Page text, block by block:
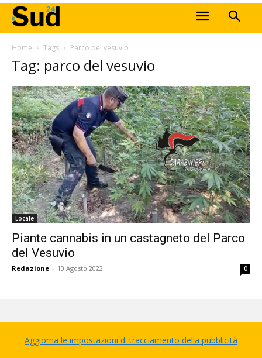
Home Tags Parco del vesuvio
Tag: parco del vesuvio
Locale
Piante cannabis in un castagneto del Parco
del Vesuvio
Redazione - 10 Agosto 2022 0
Aggiorna le impostazioni di tracciamento della pubblicità